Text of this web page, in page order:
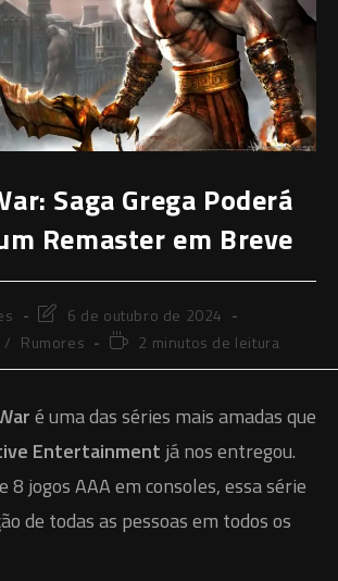
Saga Grega Poderá
Remaster em Breve
Última
modificação
do
post:
6 de outubro de 2024
/ Rumores
Tempo2 minutos de leitura
é uma das séries mais amadas que
Entertainment já nos entregou.
8 jogos AAA em consoles, essa série
de todas as pessoas em todos os